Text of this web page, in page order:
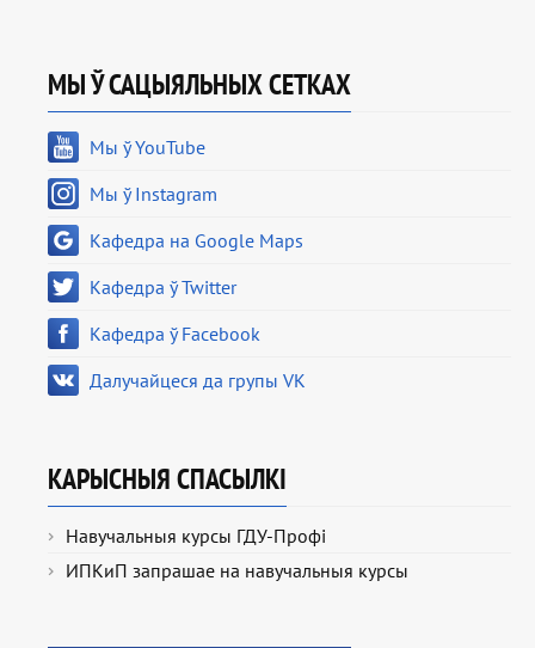
МЫ Ў САЦЫЯЛЬНЫХ СЕТКАХ
Мы ў YouTube
Мы ў Instagram
Кафедра на Google Maps
Кафедра ў Twitter
Кафедра ў Facebook
Далучайцеся да групы VK
КАРЫСНЫЯ СПАСЫЛКІ
Навучальныя курсы ГДУ-Профі
ИПКиП запрашае на навучальныя курсы